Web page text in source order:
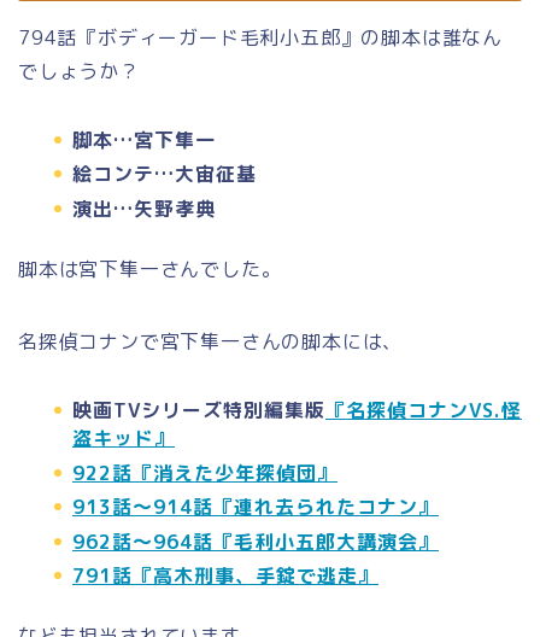
794話『ボディーガード毛利小五郎』の脚本は誰なん
でしょうか？
脚本…宮下隼一
絵コンテ…大宙征基
演出…矢野孝典
脚本は宮下隼一さんでした。
名探偵コナンで宮下隼一さんの脚本には、
映画TVシリーズ特別編集版 『名探偵コナンVS.怪
盗キッド』
922話『消えた少年探偵団』
913話～914話『連れ去られたコナン』
962話～964話『毛利小五郎大講演会』
791話『高木刑事、手錠で逃走』